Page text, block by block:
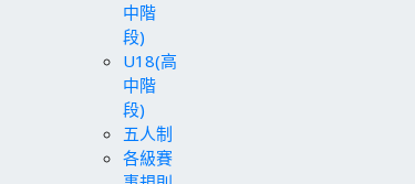
中階
段)
U18(高
中階
段)
五人制
各級賽